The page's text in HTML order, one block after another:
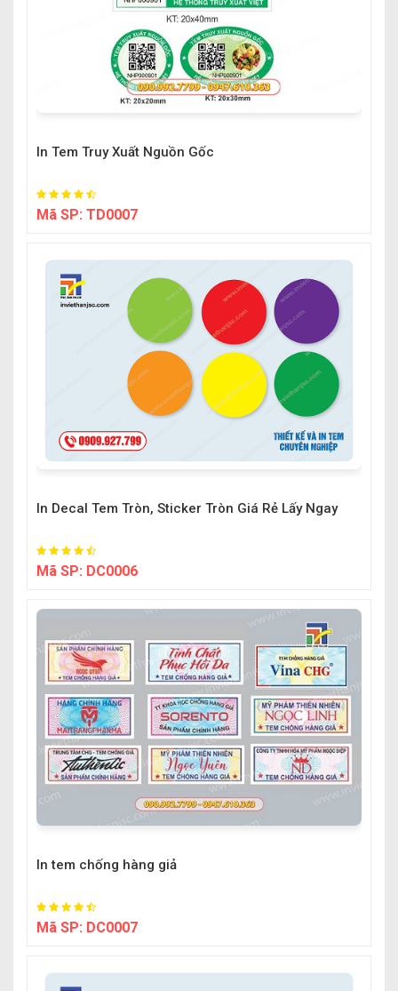
In Tem Truy Xuất Nguồn Gốc
Mã SP: TD0007
In Decal Tem Tròn, Sticker Tròn Giá Rẻ Lấy Ngay
Mã SP: DC0006
In tem chống hàng giả
Mã SP: DC0007